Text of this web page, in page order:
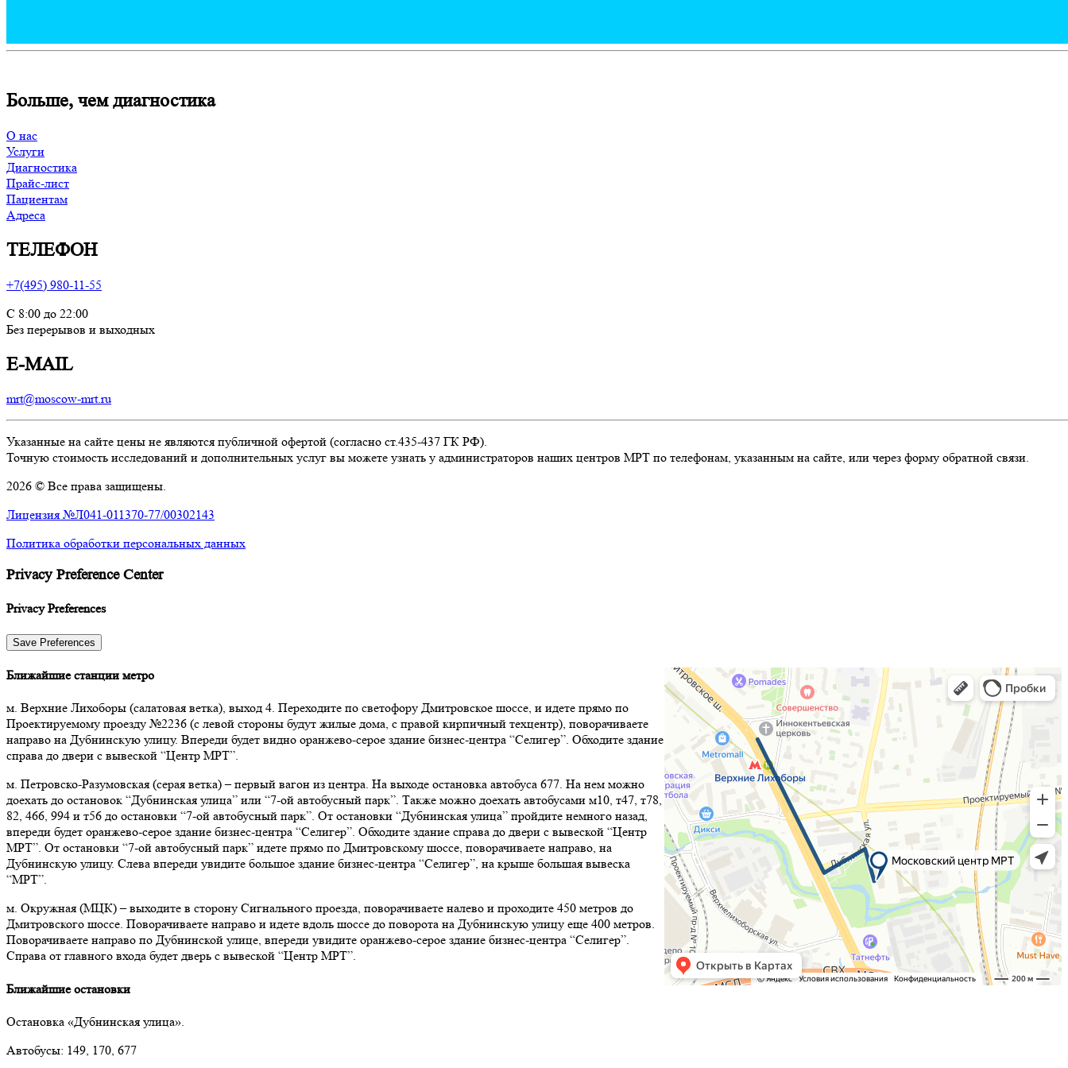
Больше, чем диагностика
О нас
Услуги
Диагностика
Прайс-лист
Пациентам
Адреса
ТЕЛЕФОН
+7(495) 980-11-55
С 8:00 до 22:00
Без перерывов и выходных
E-MAIL
mrt@moscow-mrt.ru
Указанные на сайте цены не являются публичной офертой (согласно ст.435-437 ГК РФ).
Точную стоимость исследований и дополнительных услуг вы можете узнать у администраторов наших центров МРТ по телефонам, указанным на сайте, или через форму обратной связи.
2026 © Все права защищены.
Лицензия №Л041-011370-77/00302143
Политика обработки персональных данных
Privacy Preference Center
Privacy Preferences
Ближайшие станции метро
м. Верхние Лихоборы (салатовая ветка), выход 4. Переходите по светофору Дмитровское шоссе, и идете прямо по
Проектируемому проезду №2236 (с левой стороны будут жилые дома, с правой кирпичный техцентр), поворачиваете
направо на Дубнинскую улицу. Впереди будет видно оранжево-серое здание бизнес-центра “Селигер”. Обходите здание
справа до двери с вывеской “Центр МРТ”.
м. Петровско-Разумовская (серая ветка) – первый вагон из центра. На выходе остановка автобуса 677. На нем можно
доехать до остановок “Дубнинская улица” или “7-ой автобусный парк”. Также можно доехать автобусами м10, т47, т78,
82, 466, 994 и т56 до остановки “7-ой автобусный парк”. От остановки “Дубнинская улица” пройдите немного назад,
впереди будет оранжево-серое здание бизнес-центра “Селигер”. Обходите здание справа до двери с вывеской “Центр
МРТ”. От остановки “7-ой автобусный парк” идете прямо по Дмитровскому шоссе, поворачиваете направо, на
Дубнинскую улицу. Слева впереди увидите большое здание бизнес-центра “Селигер”, на крыше большая вывеска
“МРТ”.
м. Окружная (МЦК)–выходите в сторону Сигнального проезда, поворачиваете налево и проходите 450 метров до
Дмитровского шоссе. Поворачиваете направо и идете вдоль шоссе до поворота на Дубнинскую улицу еще 400 метров.
Поворачиваете направо по Дубнинской улице, впереди увидите оранжево-серое здание бизнес-центра “Селигер”.
Справа от главного входа будет дверь с вывеской “Центр МРТ”.
Ближайшие остановки
Остановка «Дубнинская улица».
Автобусы: 149, 170, 677